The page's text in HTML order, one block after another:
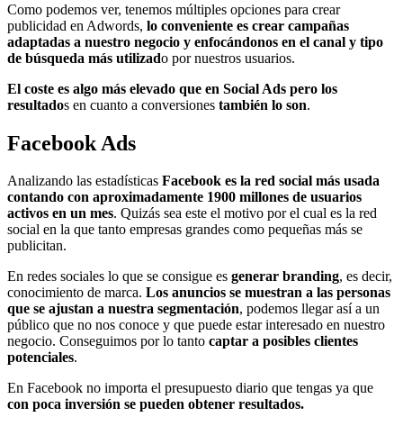
Como podemos ver, tenemos múltiples opciones para crear
publicidad en Adwords, lo conveniente es crear campañas
adaptadas a nuestro negocio y enfocándonos en el canal y tipo
de búsqueda más utilizado por nuestros usuarios.
El coste es algo más elevado que en Social Ads pero los
resultados en cuanto a conversiones también lo son.
Facebook Ads
Analizando las estadísticas Facebook es la red social más usada
contando con aproximadamente 1900 millones de usuarios
activos en un mes. Quizás sea este el motivo por el cual es la red
social en la que tanto empresas grandes como pequeñas más se
publicitan.
En redes sociales lo que se consigue es generar branding, es decir,
conocimiento de marca. Los anuncios se muestran a las personas
que se ajustan a nuestra segmentación, podemos llegar así a un
público que no nos conoce y que puede estar interesado en nuestro
negocio. Conseguimos por lo tanto captar a posibles clientes
potenciales.
En Facebook no importa el presupuesto diario que tengas ya que
con poca inversión se pueden obtener resultados.